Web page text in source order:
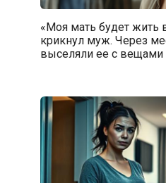
«Моя мать будет жить
крикнул муж. Через
выселяли ее с вещами